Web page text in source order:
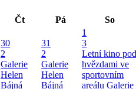
Čt Pá So
30
2
Galerie
Helen
Bájná
31
2
Galerie
Helen
Bájná
1
3
Letní kino pod
hvězdami ve
sportovním
areálu Galerie